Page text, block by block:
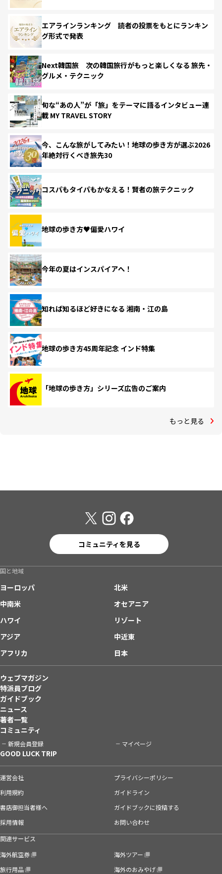
エアラインランキング 読者の投票をもとにランキン
グ形式で発表
Next韓国旅 次の韓国旅行がもっと楽しくなる 旅先・
グルメ・テクニック
旬な“あの人”が「旅」をテーマに語るインタビュー連
載 MY TRAVEL STORY
今、こんな旅がしてみたい！地球の歩き方が選ぶ2026
年絶対行くべき旅先30
コスパもタイパもかなえる！賢者の旅テクニック
地球の歩き方♥偏愛ハワイ
今年の夏はインスパイアへ！
知れば知るほど好きになる 湘南・江の島
地球の歩き方45周年記念 インド特集
「地球の歩き方」シリーズ広告のご案内
もっと見る
コミュニティを見る
国と地域
ヨーロッパ
北米
中南米
オセアニア
ハワイ
リゾート
アジア
中近東
アフリカ
日本
ウェブマガジン
特派員ブログ
ガイドブック
ニュース
著者一覧
コミュニティ
新規会員登録 マイページ
GOOD LUCK TRIP
運営会社
プライバシーポリシー
利用規約
ガイドライン
書店御担当者様へ
ガイドブックに投稿する
採用情報
お問い合わせ
関連サービス
海外航空券
海外ツアー
旅行用品
海外のおみやげ